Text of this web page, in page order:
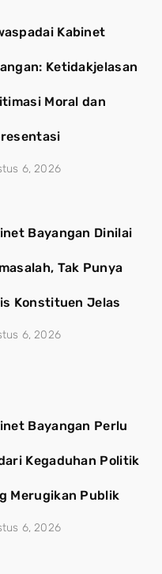
Kabinet
Ketidakjelasan
Moral dan
6, 2026
Bayangan Dinilai
Tak Punya
Konstituen Jelas
6, 2026
Bayangan Perlu
Kegaduhan Politik
Merugikan Publik
6, 2026